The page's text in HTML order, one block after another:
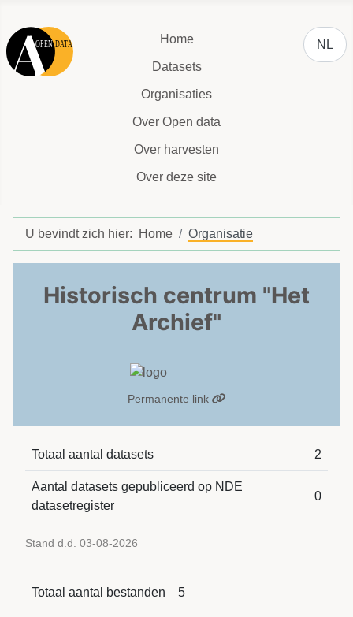
Home
Datasets
Organisaties
Over Open data
Over harvesten
Over deze site
NL
U bevindt zich hier: Home Organisatie
Historisch centrum "Het
Archief"
Permanente link
Totaal aantal datasets 2
Aantal datasets gepubliceerd op NDE
datasetregister
0
Stand d.d. 03-08-2026
Totaal aantal bestanden 5